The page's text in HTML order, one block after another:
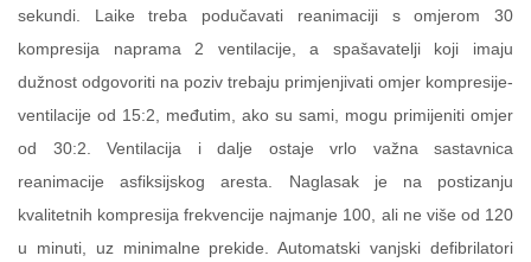
sekundi. Laike treba podučavati reanimaciji s omjerom 30
kompresija naprama 2 ventilacije, a spašavatelji koji imaju
dužnost odgovoriti na poziv trebaju primjenjivati omjer kompresije-
ventilacije od 15:2, međutim, ako su sami, mogu primijeniti omjer
od 30:2. Ventilacija i dalje ostaje vrlo važna sastavnica
reanimacije asfiksijskog aresta. Naglasak je na postizanju
kvalitetnih kompresija frekvencije najmanje 100, ali ne više od 120
u minuti, uz minimalne prekide. Automatski vanjski defibrilatori